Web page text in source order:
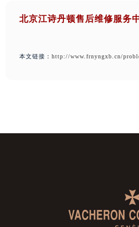
北京江诗丹顿售后维修服务
本文链接： http://www.frnyngxb.cn/